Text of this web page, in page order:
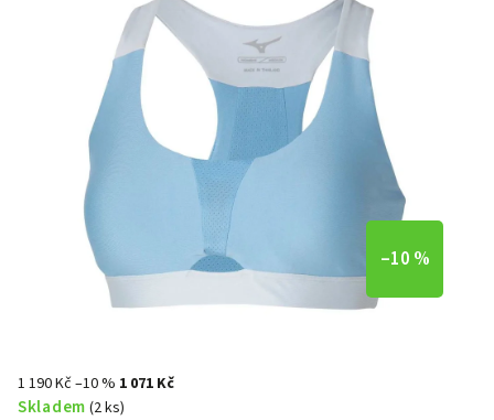
–10 %
1 190 Kč–10 % 1 071 Kč
Skladem (2 ks)